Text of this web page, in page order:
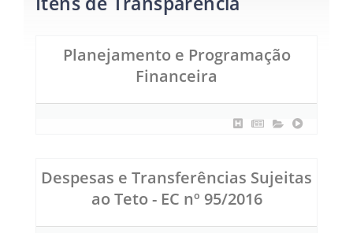
Planejamento e Programação
Financeira
Despesas e Transferências Sujeitas
ao Teto - EC nº 95/2016